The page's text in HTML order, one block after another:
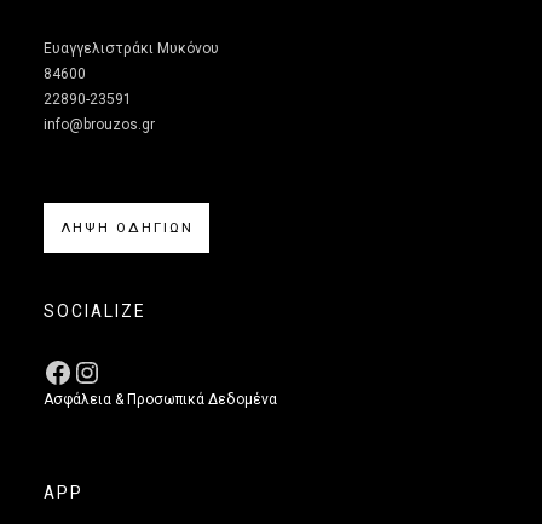
Ευαγγελιστράκι Μυκόνου
84600
22890-23591
info@brouzos.gr
ΛΗΨΗ ΟΔΗΓΙΩΝ
SOCIALIZE
Ασφάλεια & Προσωπικά Δεδομένα
APP